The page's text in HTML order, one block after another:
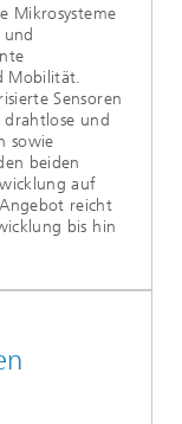
Mikrosysteme
Mobilität.
Sensoren
und
sowie
beiden
auf
reicht
bis hin